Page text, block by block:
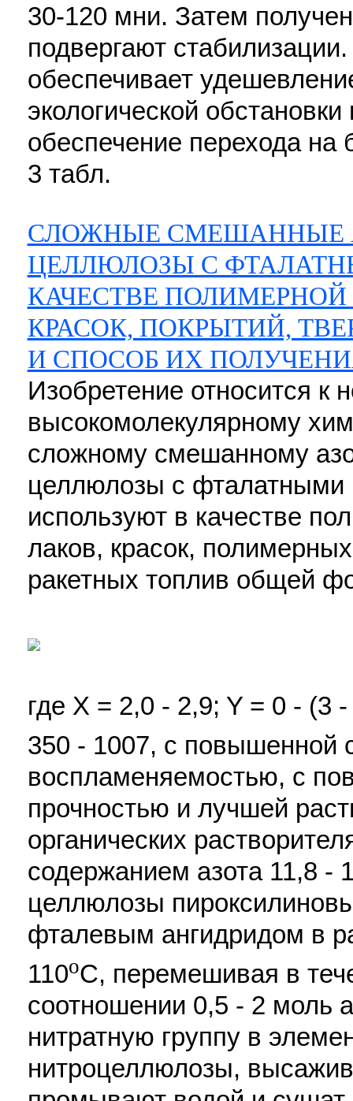
30-120 мни. Затем
подвергают
обеспечивает
экологической
обеспечение перехода на
3 табл.
СЛОЖНЫЕ СМЕШАННЫЕ
ЦЕЛЛЮЛОЗЫ С
КАЧЕСТВЕ
КРАСОК, ПОКРЫТИЙ,
И СПОСОБ ИХ
Изобретение относится к
высокомолекулярному
сложному смешанному
целлюлозы с фталатными
используют в качестве
лаков, красок,
ракетных топлив общей
где X = 2,0 - 2,9; Y = 0 - (3
350 - 1007, с повышенной
воспламеняемостью, с
прочностью и лучшей
органических
содержанием азота 11,8 -
целлюлозы
фталевым ангидридом в
110oC, перемешивая в
соотношении 0,5 - 2 моль
нитратную группу в
нитроцеллюлозы,